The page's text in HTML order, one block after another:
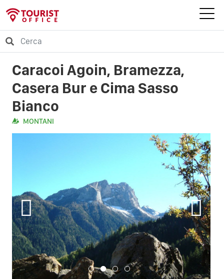
Caracoi Agoin, Bramezza,
Casera Bur e Cima Sasso
Bianco
MONTANI